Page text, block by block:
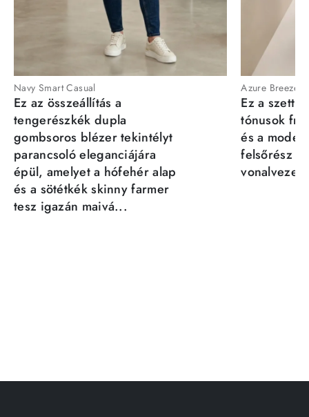
Navy Smart Casual
Ez az összeállítás a
tengerészkék dupla
gombsoros blézer tekintélyt
parancsoló eleganciájára
épül, amelyet a hófehér alap
és a sötétkék skinny farmer
tesz igazán maivá...
Azure Breeze
Ez a szett
tónusok
és a
felsőrész